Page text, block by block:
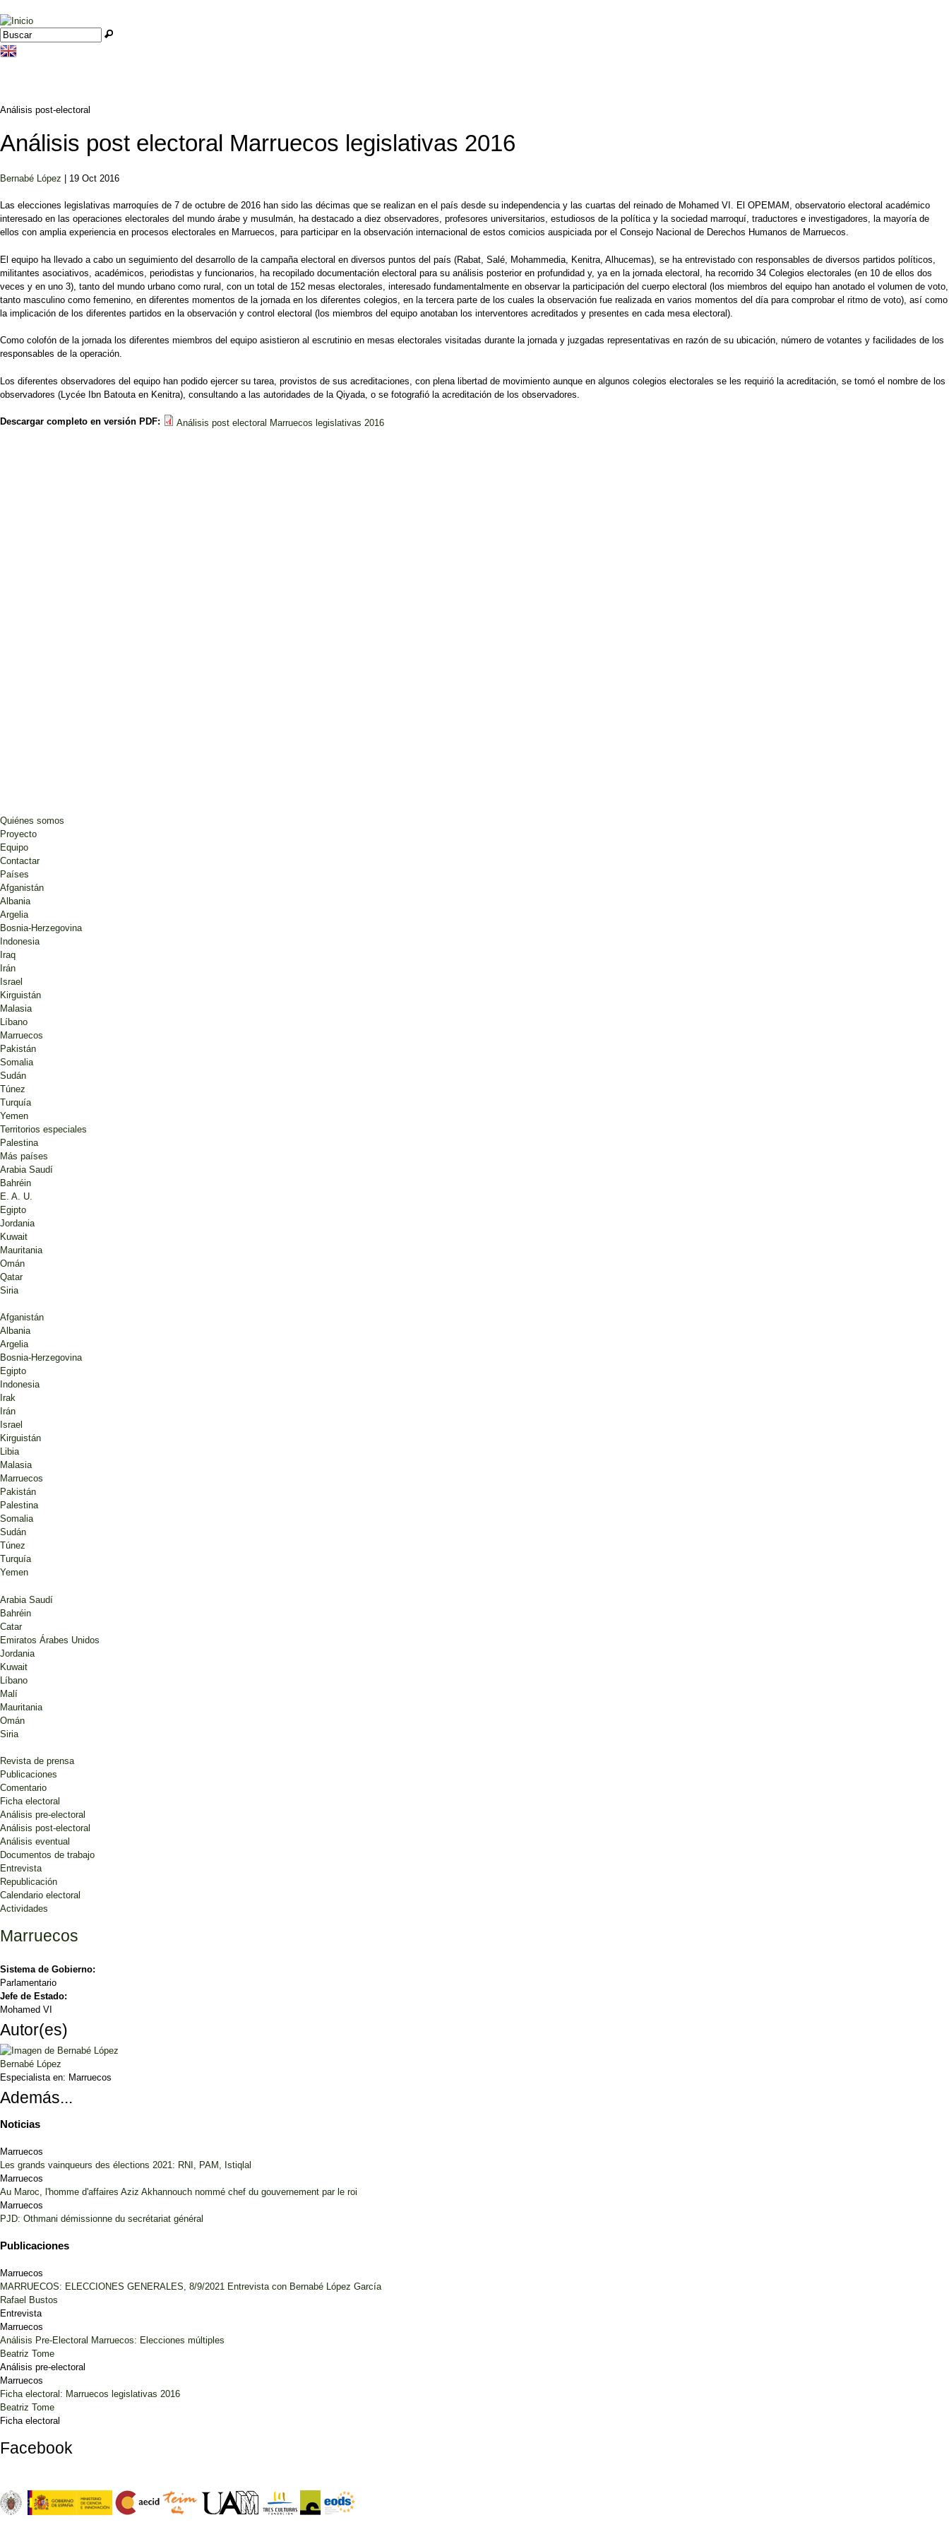
Jump to navigation
Formulario de búsqueda
Buscar
Análisis post-electoral
Análisis post electoral Marruecos legislativas 2016
Bernabé López | 19 Oct 2016
Las elecciones legislativas marroquíes de 7 de octubre de 2016 han sido las décimas que se realizan en el país desde su independencia y las cuartas del reinado de Mohamed VI. El OPEMAM, observatorio electoral académico
interesado en las operaciones electorales del mundo árabe y musulmán, ha destacado a diez observadores, profesores universitarios, estudiosos de la política y la sociedad marroquí, traductores e investigadores, la mayoría de
ellos con amplia experiencia en procesos electorales en Marruecos, para participar en la observación internacional de estos comicios auspiciada por el Consejo Nacional de Derechos Humanos de Marruecos.
El equipo ha llevado a cabo un seguimiento del desarrollo de la campaña electoral en diversos puntos del país (Rabat, Salé, Mohammedia, Kenitra, Alhucemas), se ha entrevistado con responsables de diversos partidos políticos,
militantes asociativos, académicos, periodistas y funcionarios, ha recopilado documentación electoral para su análisis posterior en profundidad y, ya en la jornada electoral, ha recorrido 34 Colegios electorales (en 10 de ellos dos
veces y en uno 3), tanto del mundo urbano como rural, con un total de 152 mesas electorales, interesado fundamentalmente en observar la participación del cuerpo electoral (los miembros del equipo han anotado el volumen de voto,
tanto masculino como femenino, en diferentes momentos de la jornada en los diferentes colegios, en la tercera parte de los cuales la observación fue realizada en varios momentos del día para comprobar el ritmo de voto), así como
la implicación de los diferentes partidos en la observación y control electoral (los miembros del equipo anotaban los interventores acreditados y presentes en cada mesa electoral).
Como colofón de la jornada los diferentes miembros del equipo asistieron al escrutinio en mesas electorales visitadas durante la jornada y juzgadas representativas en razón de su ubicación, número de votantes y facilidades de los
responsables de la operación.
Los diferentes observadores del equipo han podido ejercer su tarea, provistos de sus acreditaciones, con plena libertad de movimiento aunque en algunos colegios electorales se les requirió la acreditación, se tomó el nombre de los
observadores (Lycée Ibn Batouta en Kenitra), consultando a las autoridades de la Qiyada, o se fotografió la acreditación de los observadores.
Descargar completo en versión PDF: Análisis post electoral Marruecos legislativas 2016
Quiénes somos
Proyecto
Equipo
Contactar
Países
Afganistán
Albania
Argelia
Bosnia-Herzegovina
Indonesia
Iraq
Irán
Israel
Kirguistán
Malasia
Líbano
Marruecos
Pakistán
Somalia
Sudán
Túnez
Turquía
Yemen
Territorios especiales
Palestina
Más países
Arabia Saudí
Bahréin
E. A. U.
Egipto
Jordania
Kuwait
Mauritania
Omán
Qatar
Siria
Afganistán
Albania
Argelia
Bosnia-Herzegovina
Egipto
Indonesia
Irak
Irán
Israel
Kirguistán
Libia
Malasia
Marruecos
Pakistán
Palestina
Somalia
Sudán
Túnez
Turquía
Yemen
Arabia Saudí
Bahréin
Catar
Emiratos Árabes Unidos
Jordania
Kuwait
Líbano
Malí
Mauritania
Omán
Siria
Revista de prensa
Publicaciones
Comentario
Ficha electoral
Análisis pre-electoral
Análisis post-electoral
Análisis eventual
Documentos de trabajo
Entrevista
Republicación
Calendario electoral
Actividades
Marruecos
Sistema de Gobierno:
Parlamentario
Jefe de Estado:
Mohamed VI
Autor(es)
Bernabé López
Especialista en: Marruecos
Además...
Noticias
Marruecos
Les grands vainqueurs des élections 2021: RNI, PAM, Istiqlal
Marruecos
Au Maroc, l'homme d'affaires Aziz Akhannouch nommé chef du gouvernement par le roi
Marruecos
PJD: Othmani démissionne du secrétariat général
Publicaciones
Marruecos
MARRUECOS: ELECCIONES GENERALES, 8/9/2021 Entrevista con Bernabé López García
Rafael Bustos
Entrevista
Marruecos
Análisis Pre-Electoral Marruecos: Elecciones múltiples
Beatriz Tome
Análisis pre-electoral
Marruecos
Ficha electoral: Marruecos legislativas 2016
Beatriz Tome
Ficha electoral
Facebook